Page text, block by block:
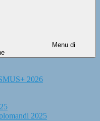
Menu di
2026
2025